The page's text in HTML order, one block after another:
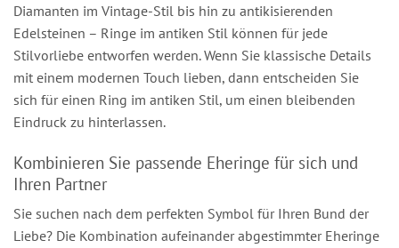
Diamanten im Vintage-Stil bis hin zu antikisierenden
Edelsteinen – Ringe im antiken Stil können für jede
Stilvorliebe entworfen werden. Wenn Sie klassische Details
mit einem modernen Touch lieben, dann entscheiden Sie
sich für einen Ring im antiken Stil, um einen bleibenden
Eindruck zu hinterlassen.
Kombinieren Sie passende Eheringe für sich und
Ihren Partner
Sie suchen nach dem perfekten Symbol für Ihren Bund der
Liebe? Die Kombination aufeinander abgestimmter Eheringe